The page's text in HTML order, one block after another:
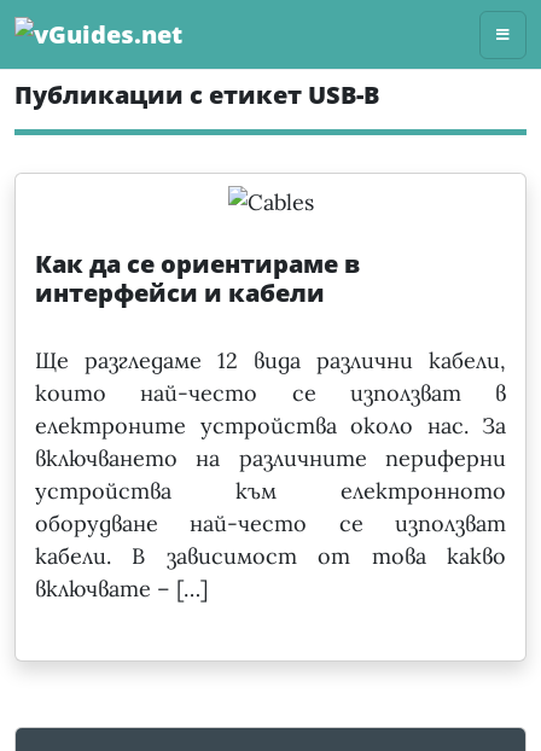
Skip
content
Публикации с етикет USB-B
Как да се ориентираме в
интерфейси и кабели
Ще разгледаме 12 вида различни кабели,
които най-често се използват в
електроните устройства около нас. За
включването на различните периферни
устройства към електронното
оборудване най-често се използват
кабели. В зависимост от това какво
включвате – […]